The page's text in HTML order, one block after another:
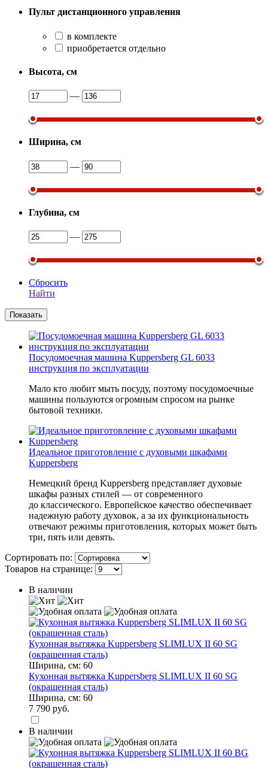
Пульт дистанционного управления
в комплекте
приобретается отдельно
Высота, см
—
Ширина, см
—
Глубина, см
—
Сбросить
Найти
Посудомоечная машина Kuppersberg GL 6033
инструкция по эксплуатации
Мало кто любит мыть посуду, поэтому посудомоечные
машины пользуются огромным спросом на рынке
бытовой техники.
Идеальное приготовление с духовыми шкафами
Kuppersberg
Немецкий бренд Kuppersberg представляет духовые
шкафы разных стилей — от современного
до классического. Европейское качество обеспечивает
надежную работу духовок, а за их функциональность
отвечают режимы приготовления, которых может быть
три, пять или девять.
Сортировать по:
Товаров на странице:
В наличии
Кухонная вытяжка Kuppersberg SLIMLUX II 60 SG
(окрашенная сталь)
Ширина, см: 60
Кухонная вытяжка Kuppersberg SLIMLUX II 60 SG
(окрашенная сталь)
Ширина, см: 60
7 790 руб.
В наличии